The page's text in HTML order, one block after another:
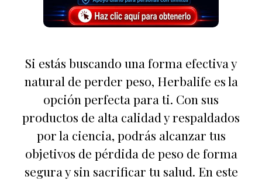
Si estás buscando una forma efectiva y
natural de perder peso, Herbalife es la
opción perfecta para ti. Con sus
productos de alta calidad y respaldados
por la ciencia, podrás alcanzar tus
objetivos de pérdida de peso de forma
segura y sin sacrificar tu salud. En este